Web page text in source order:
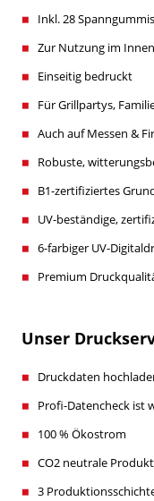
Inkl. 28
Zur Nutzung im
Einseitig bedruckt
Für Grillpartys,
Auch auf Messen &
Robuste,
B1-zertifiziertes
UV-beständige,
6-farbiger UV-
Premium
Unser
Druckdaten
Profi-Datencheck ist
100 % Ökostrom
CO2 neutrale
3